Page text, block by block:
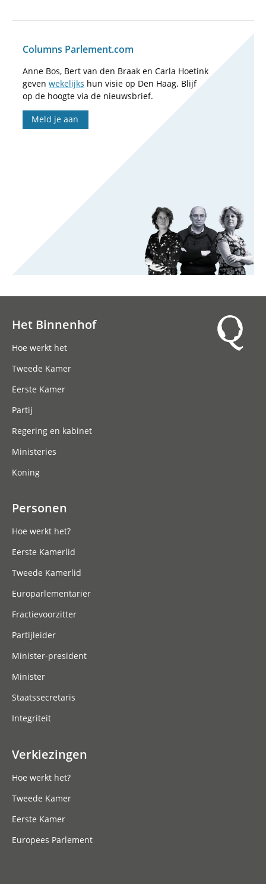
Columns Parlement.com
Anne Bos, Bert van den Braak en Carla Hoetink
geven wekelijks hun visie op Den Haag. Blijf
op de hoogte via de nieuwsbrief.
Meld je aan
Het Binnenhof
Hoe werkt het
Tweede Kamer
Eerste Kamer
Partij
Regering en kabinet
Ministeries
Koning
Personen
Hoe werkt het?
Eerste Kamerlid
Tweede Kamerlid
Europarlementariër
Fractievoorzitter
Partijleider
Minister-president
Minister
Staatssecretaris
Integriteit
Verkiezingen
Hoe werkt het?
Tweede Kamer
Eerste Kamer
Europees Parlement